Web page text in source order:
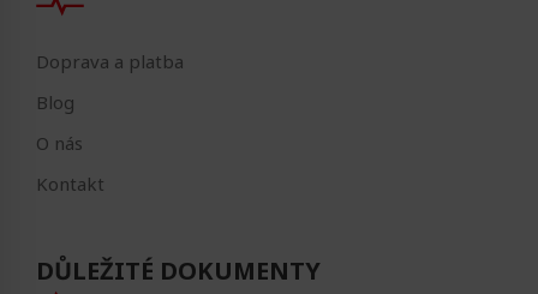
Doprava a platba
Blog
O nás
Kontakt
DŮLEŽITÉ DOKUMENTY